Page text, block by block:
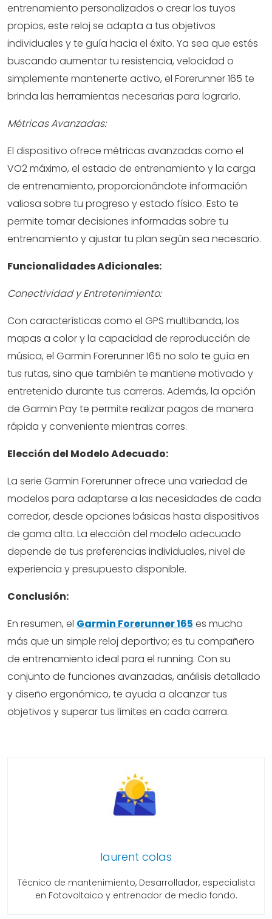
entrenamiento personalizados o crear los tuyos
propios, este reloj se adapta a tus objetivos
individuales y te guía hacia el éxito. Ya sea que estés
buscando aumentar tu resistencia, velocidad o
simplemente mantenerte activo, el Forerunner 165 te
brinda las herramientas necesarias para lograrlo.
Métricas Avanzadas:
El dispositivo ofrece métricas avanzadas como el
VO2 máximo, el estado de entrenamiento y la carga
de entrenamiento, proporcionándote información
valiosa sobre tu progreso y estado físico. Esto te
permite tomar decisiones informadas sobre tu
entrenamiento y ajustar tu plan según sea necesario.
Funcionalidades Adicionales:
Conectividad y Entretenimiento:
Con características como el GPS multibanda, los
mapas a color y la capacidad de reproducción de
música, el Garmin Forerunner 165 no solo te guía en
tus rutas, sino que también te mantiene motivado y
entretenido durante tus carreras. Además, la opción
de Garmin Pay te permite realizar pagos de manera
rápida y conveniente mientras corres.
Elección del Modelo Adecuado:
La serie Garmin Forerunner ofrece una variedad de
modelos para adaptarse a las necesidades de cada
corredor, desde opciones básicas hasta dispositivos
de gama alta. La elección del modelo adecuado
depende de tus preferencias individuales, nivel de
experiencia y presupuesto disponible.
Conclusión:
En resumen, el Garmin Forerunner 165 es mucho
más que un simple reloj deportivo; es tu compañero
de entrenamiento ideal para el running. Con su
conjunto de funciones avanzadas, análisis detallado
y diseño ergonómico, te ayuda a alcanzar tus
objetivos y superar tus límites en cada carrera.
laurent colas
Técnico de mantenimiento, Desarrollador, especialista
en Fotovoltaico y entrenador de medio fondo.